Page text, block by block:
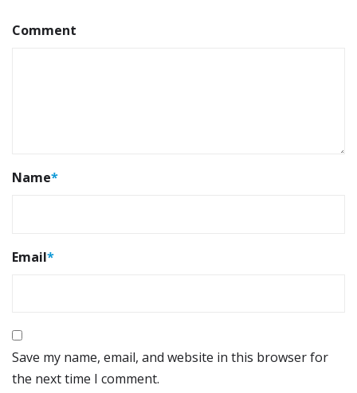
Comment
Name*
Email*
Save my name, email, and website in this browser for
the next time I comment.